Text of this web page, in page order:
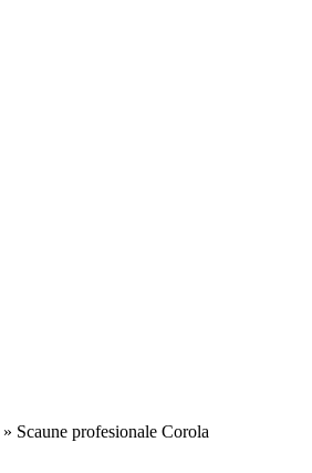
» Scaune profesionale Corola